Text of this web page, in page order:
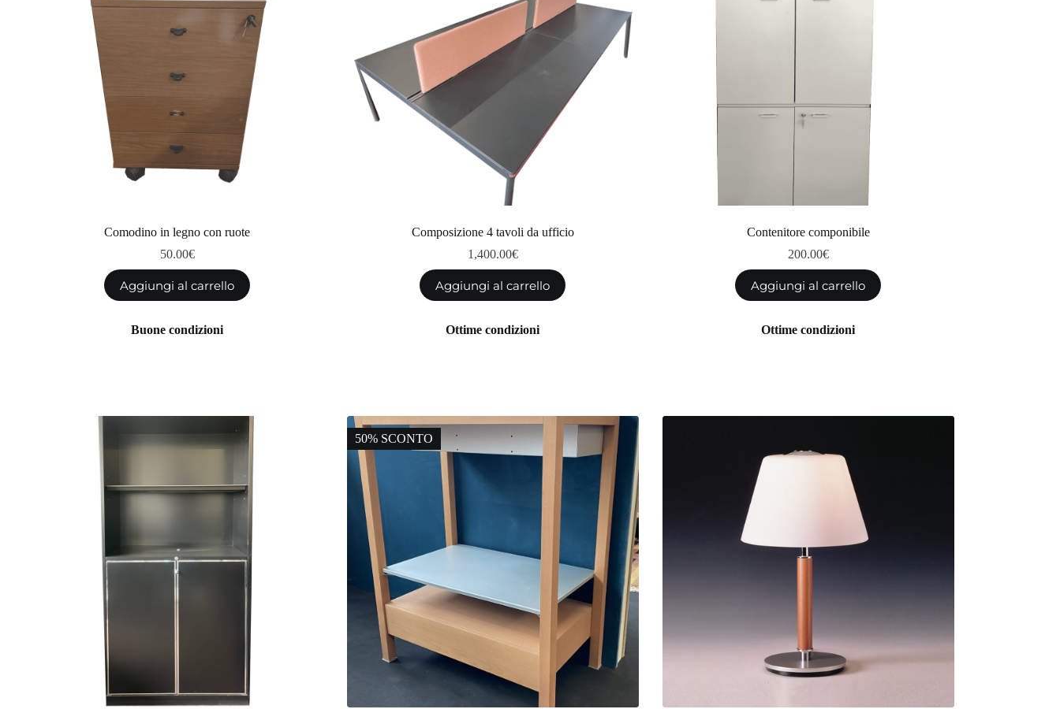
Comodino in legno con ruote
50.00€
Aggiungi al carrello
Buone condizioni
Composizione 4 tavoli da ufficio
1,400.00€
Aggiungi al carrello
Ottime condizioni
Contenitore componibile
200.00€
Aggiungi al carrello
Ottime condizioni
50% SCONTO